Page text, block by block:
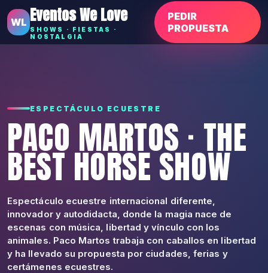
WL Eventos We Love
SHOWS · FIESTAS ·
NOSTALGIA
PEDIR
PROPUESTA
ESPECTÁCULO ECUESTRE
PACO MARTOS · THE
BEST HORSE SHOW
Espectáculo ecuestre internacional diferente,
innovador y autodidacta, donde la magia nace de
escenas con música, libertad y vínculo con los
animales. Paco Martos trabaja con caballos en libertad
y ha llevado su propuesta por ciudades, ferias y
certámenes ecuestres.